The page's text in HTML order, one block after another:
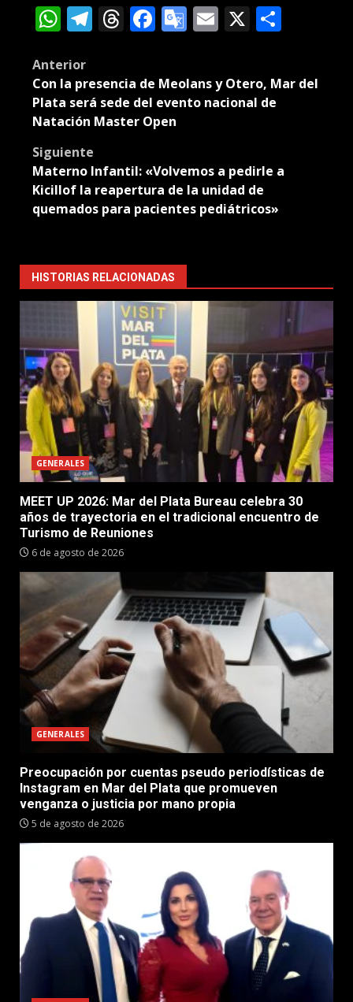
WhatsApp
Telegram
Threads
Facebook
Google
Email
X
Post
navigation
Anterior
Con la presencia de Meolans y Otero, Mar del
Plata será sede del evento nacional de
Natación Master Open
Siguiente
Materno Infantil: «Volvemos a pedirle a
Kicillof la reapertura de la unidad de
quemados para pacientes pediátricos»
HISTORIAS RELACIONADAS
GENERALES
MEET UP 2026: Mar del Plata Bureau celebra 30
años de trayectoria en el tradicional encuentro de
Turismo de Reuniones
6 de agosto de 2026
GENERALES
Preocupación por cuentas pseudo periodísticas de
Instagram en Mar del Plata que promueven
venganza o justicia por mano propia
5 de agosto de 2026